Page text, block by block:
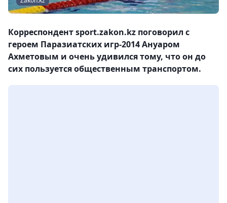
Корреспондент sport.zakon.kz поговорил с
героем Паразиатских игр-2014 Ануаром
Ахметовым и очень удивился тому, что он до
сих пользуется общественным транспортом.